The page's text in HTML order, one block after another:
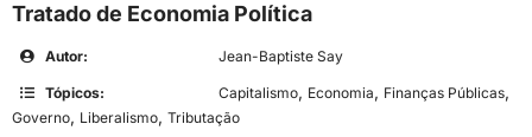
Tratado de Economia Política
Autor: Jean-Baptiste Say
Tópicos: Capitalismo, Economia , Finanças Públicas,
Governo, Liberalismo, Tributação